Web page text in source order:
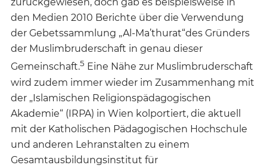
zurückgewiesen, doch gab es beispielsweise in
den Medien 2010 Berichte über die Verwendung
der Gebetssammlung „Al-Ma’thurat“des Gründers
der Muslimbruderschaft in genau dieser
Gemeinschaft.5 Eine Nähe zur Muslimbruderschaft
wird zudem immer wieder im Zusammenhang mit
der „Islamischen Religionspädagogischen
Akademie“ (IRPA) in Wien kolportiert, die aktuell
mit der Katholischen Pädagogischen Hochschule
und anderen Lehranstalten zu einem
Gesamtausbildungsinstitut für